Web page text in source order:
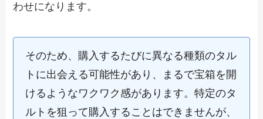
わせになります。
そのため、購入するたびに異なる種類のタル
トに出会える可能性があり、まるで宝箱を開
けるようなワクワク感があります。特定のタ
ルトを狙って購入することはできませんが、